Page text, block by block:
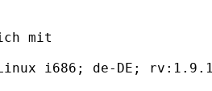
mit
i686; de-DE;